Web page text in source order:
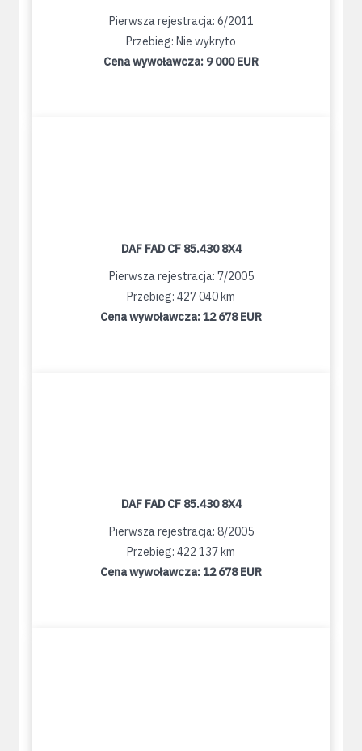
Pierwsza rejestracja: 6/2011
Przebieg: Nie wykryto
Cena wywoławcza: 9 000 EUR
DAF FAD CF 85.430 8X4
Pierwsza rejestracja: 7/2005
Przebieg: 427 040 km
Cena wywoławcza:12 678 EUR
DAF FAD CF 85.430 8X4
Pierwsza rejestracja: 8/2005
Przebieg: 422 137 km
Cena wywoławcza:12 678 EUR